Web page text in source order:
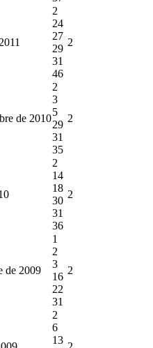
2
24
27
29
31
46
2
de 2010
2
3
5
29
31
35
2
2
14
18
30
31
36
2
de 2009
1
2
3
16
22
31
2
2
6
13